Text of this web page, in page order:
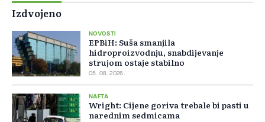
Izdvojeno
NOVOSTI
EPBiH: Suša smanjila
hidroproizvodnju, snabdijevanje
strujom ostaje stabilno
05. 08. 2026.
NAFTA
Wright: Cijene goriva trebale bi pasti u
narednim sedmicama